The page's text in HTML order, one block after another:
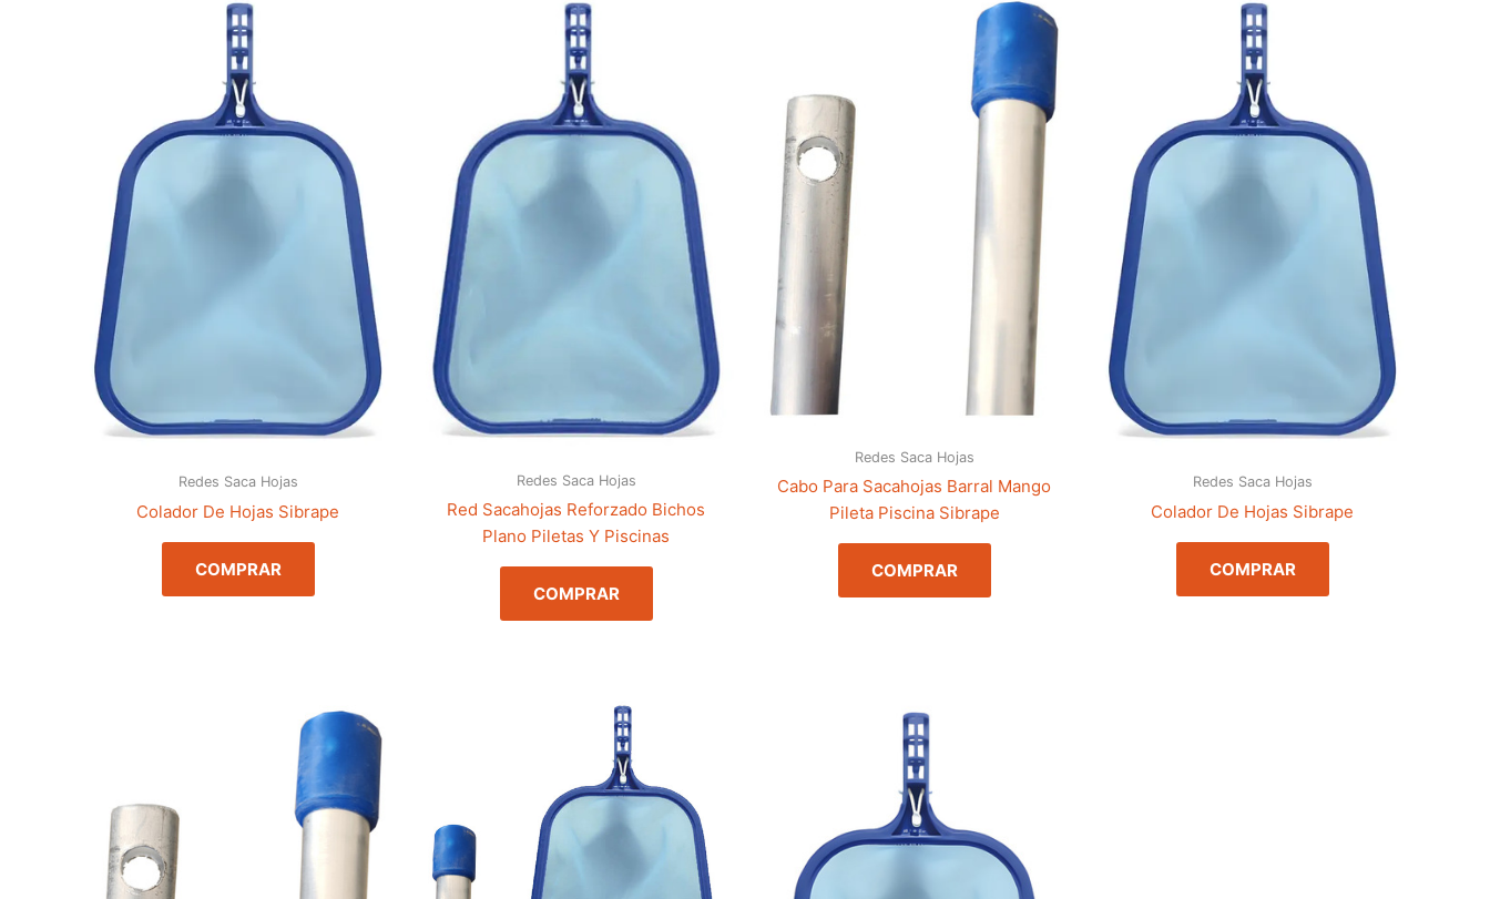
Redes Saca Hojas
Colador De Hojas Sibrape
COMPRAR
Redes Saca Hojas
Red Sacahojas Reforzado Bichos
Plano Piletas Y Piscinas
COMPRAR
Redes Saca Hojas
Cabo Para Sacahojas Barral Mango
Pileta Piscina Sibrape
COMPRAR
Redes Saca Hojas
Colador De Hojas Sibrape
COMPRAR